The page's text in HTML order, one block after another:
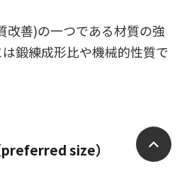
改善)の一つである材質の強
鍛練成形比や機械的性質で
size）